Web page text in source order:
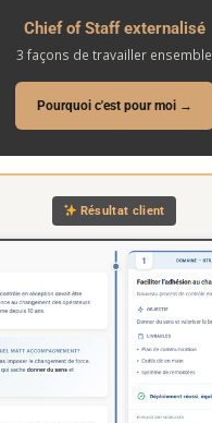
Chief of Staff externalisé
3 façons de travailler ensemble
Pourquoi c'est pour moi →
Résultat client